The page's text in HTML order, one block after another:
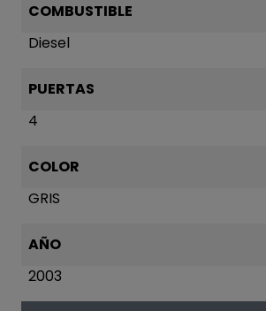
COMBUSTIBLE
Diesel
PUERTAS
4
COLOR
GRIS
AÑO
2003